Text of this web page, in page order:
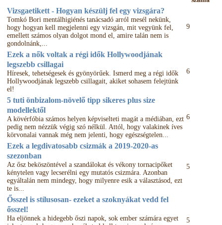
Vizsgaetikett - Hogyan készülj fel egy vizsgára?
Tomkó Bori mentálhigiénés tanácsadó arról mesél nekünk,
hogy hogyan kell megjelenni egy vizsgán, mit vegyünk fel,
emellett számos olyan dolgot mond el, amire talán nem is
gondolnánk,...
9
Ezek a nők voltak a régi idők Hollywoodjának
legszebb csillagai
Híresek, tehetségesek és gyönyörűek. Ismerd meg a régi idők
Hollywoodjának legszebb csillagait, akiket sohasem felejtünk
el!
6
5 tuti önbizalom-növelő tipp sikeres plus size
modellektől
A kövérfóbia számos helyen képviselteti magát a médiában, ezt
pedig nem nézzük végig szó nélkül. Attól, hogy valakinek íves
körvonalai vannak még nem jelenti, hogy egészségtelen...
6
Ezek a legdivatosabb csizmák a 2019-2020-as
szezonban
Az ősz beköszöntével a szandálokat és vékony tornacipőket
kénytelen vagy lecserélni egy mutatós csizmára. Azonban
egyáltalán nem mindegy, hogy milyenre esik a választásod, ezt
te is...
5
Ősszel is stílusosan- ezeket a szoknyákat vedd fel
ősszel!
Ha eljönnek a hidegebb őszi napok, sok ember számára egyet
5